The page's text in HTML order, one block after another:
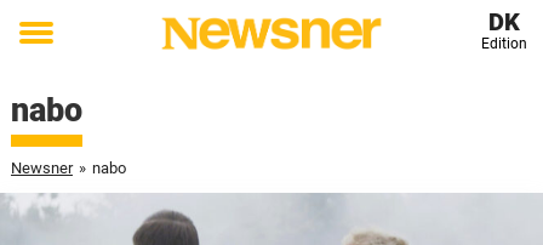
Toggle
DK
Edition
nabo
Newsner » nabo